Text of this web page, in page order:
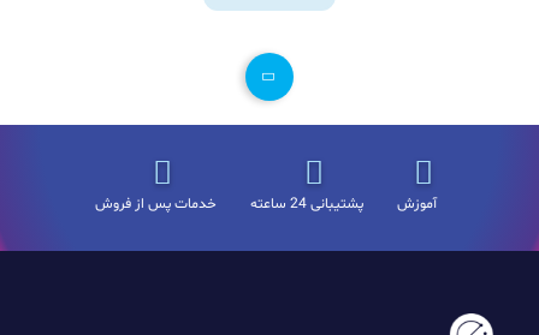
آموزش پشتیبانی 24 ساعته خدمات پس از فروش